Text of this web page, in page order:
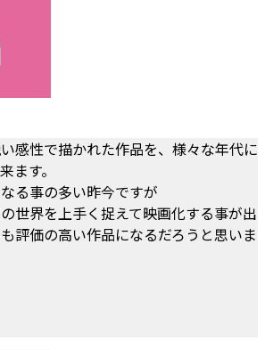
感性で描かれた作品を、様々な年代に
ます。
る事の多い昨今ですが
世界を上手く捉えて映画化する事が出
評価の高い作品になるだろうと思いま